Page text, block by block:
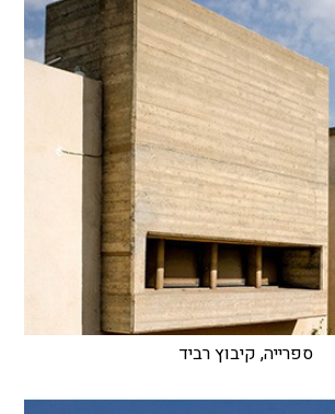
ספרייה, קיבוץ רביד